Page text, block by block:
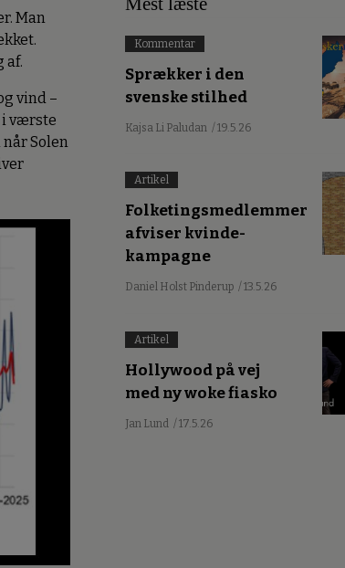
Man
af.
vind –
i værste
Solen
Kommentar
Sprækker i den
svenske stilhed
Kajsa Li Paludan / 19.5.26
Artikel
Folketingsmedlemmer
afviser kvinde-
kampagne
Daniel Holst Pinderup / 13.5.26
Artikel
Hollywood på vej
med ny woke fiasko
Jan Lund / 17.5.26